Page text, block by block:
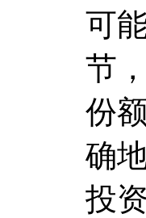
可
节
份
确
投